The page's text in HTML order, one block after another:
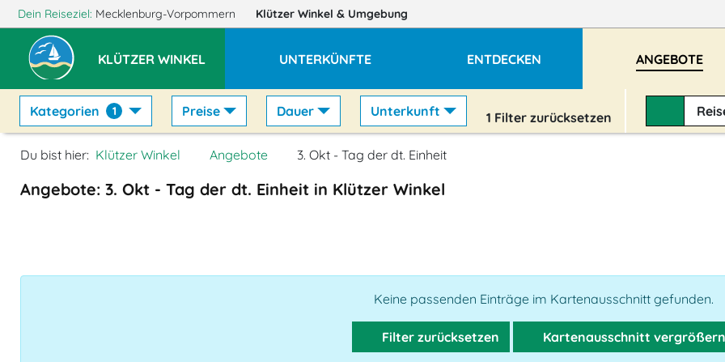
Dein Reiseziel: Mecklenburg-Vorpommern Klützer Winkel & Umgebung
KLÜTZER WINKEL UNTERKÜNFTE ENTDECKEN ANGEBOTE
Kategorien 1 Preise Dauer Unterkunft 1 Filter zurücksetzen
Du bist hier: Klützer Winkel Angebote 3. Okt - Tag der dt. Einheit
Angebote: 3. Okt - Tag der dt. Einheit in Klützer Winkel
Keine passenden Einträge im Kartenausschnitt gefunden.
Filter zurücksetzen Kartenausschnitt vergrößern